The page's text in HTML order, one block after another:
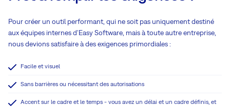
Pour créer un outil performant, qui ne soit pas uniquement destiné
aux équipes internes d'Easy Software, mais à toute autre entreprise,
nous devions satisfaire à des exigences primordiales :
Facile et visuel
Sans barrières ou nécessitant des autorisations
Accent sur le cadre et le temps - vous avez un délai et un cadre définis, et